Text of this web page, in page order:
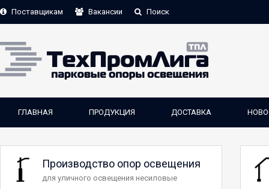
Поставщикам Вакансии Поиск
ГЛАВНАЯ ПРОДУКЦИЯ ДОСТАВКА
Производство опор освещения
для уличного освещения несиловые